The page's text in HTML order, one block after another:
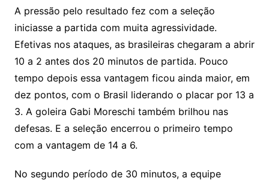
A pressão pelo resultado fez com a seleção
iniciasse a partida com muita agressividade.
Efetivas nos ataques, as brasileiras chegaram a abrir
10 a 2 antes dos 20 minutos de partida. Pouco
tempo depois essa vantagem ficou ainda maior, em
dez pontos, com o Brasil liderando o placar por 13 a
3. A goleira Gabi Moreschi também brilhou nas
defesas. E a seleção encerrou o primeiro tempo
com a vantagem de 14 a 6.
No segundo período de 30 minutos, a equipe